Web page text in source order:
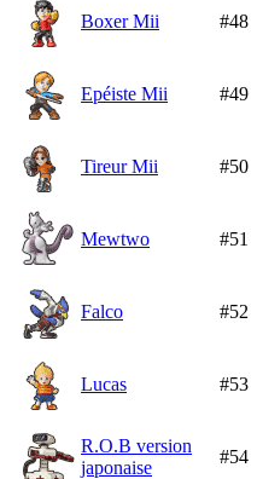
Boxer Mii #48
Epéiste Mii #49
Tireur Mii #50
Mewtwo #51
Falco #52
Lucas #53
R.O.B version
japonaise
#54